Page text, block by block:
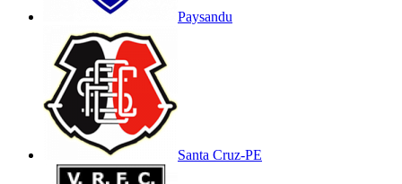
Paysandu
Santa Cruz-PE